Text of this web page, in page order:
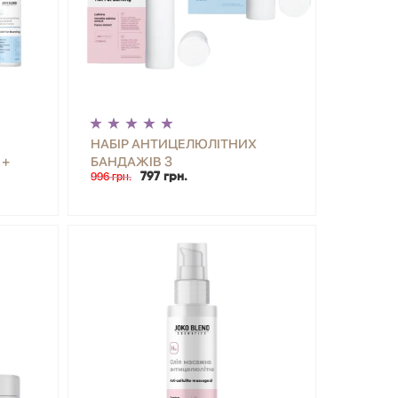
НАБІР АНТИЦЕЛЮЛІТНИХ
БАНДАЖІВ З
ОХОЛОДЖУЮЧИМ ТА
996 грн. 797 грн.